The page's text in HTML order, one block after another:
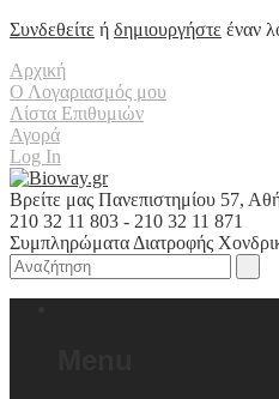
Συνδεθείτε ή δημιουργήστε έναν
Αρχική
Ο Λογαριασμός μου
Λίστα Επιθυμιών
Αγορά
Log In
Βρείτε μας Πανεπιστημίου 57,
210 32 11 803 - 210 32 11 871
Συμπληρώματα Διατροφής